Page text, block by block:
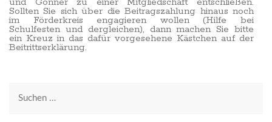
und Gönner zu einer Mitgliedschaft entschließen.
Sollten Sie sich über die Beitragszahlung hinaus noch
im Förderkreis engagieren wollen (Hilfe bei
Schulfesten und dergleichen), dann machen Sie bitte
ein Kreuz in das dafür vorgesehene Kästchen auf der
Beitrittserklärung.
Suchen